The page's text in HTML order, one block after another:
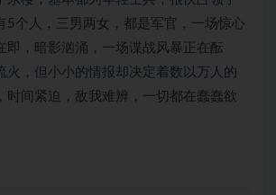
5个人，三男两女，都是军官，一场惊心
即，暗影汹涌，一场谍战风暴正在酝
火，但小小的情报却决定着数以万人的
时间紧迫，敌我难辨，一切都在蠢蠢欲